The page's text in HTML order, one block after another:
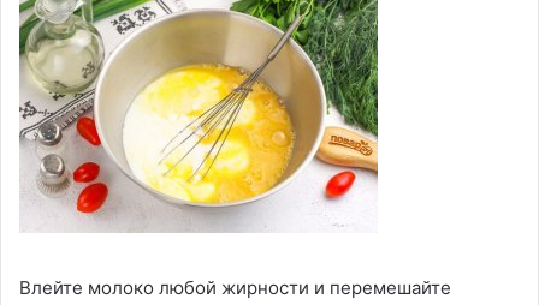
Влейте молоко любой жирности и перемешайте